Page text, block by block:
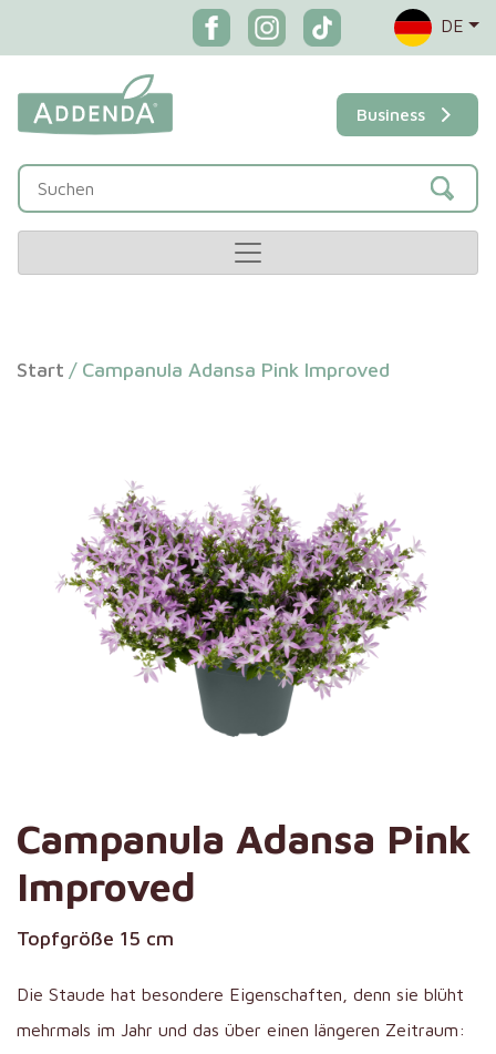
DE
Business
Start / Campanula Adansa Pink Improved
Campanula Adansa Pink
Improved
Topfgröße 15 cm
Die Staude hat besondere Eigenschaften, denn sie blüht
mehrmals im Jahr und das über einen längeren Zeitraum: